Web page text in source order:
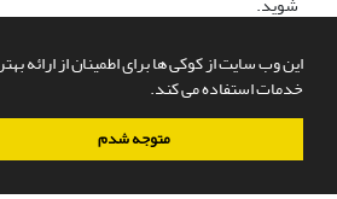
این وب سایت از کوکی ها برای اطمینان از ارائه
خدمات استفاده می کند.
متوجه شدم
سامانه مدیریت نشریات علمی.طراحی و پیاده